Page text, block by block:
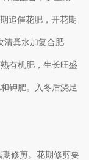
追催花肥，开花期
清粪水加复合肥
有机肥，生长旺盛
钾肥。入冬后浇足
修剪。花期修剪要